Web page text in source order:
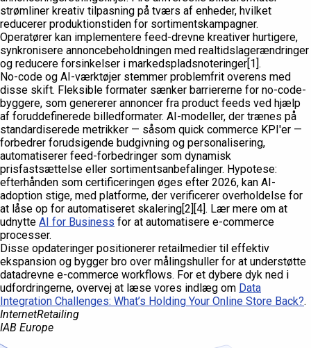
strømliner kreativ tilpasning på tværs af enheder, hvilket
reducerer produktionstiden for sortimentskampagner.
Operatører kan implementere feed-drevne kreativer hurtigere,
synkronisere annoncebeholdningen med realtidslagerændringer
og reducere forsinkelser i markedspladsnoteringer[1].
No-code og AI-værktøjer stemmer problemfrit overens med
disse skift. Fleksible formater sænker barriererne for no-code-
byggere, som genererer annoncer fra product feeds ved hjælp
af foruddefinerede billedformater. AI-modeller, der trænes på
standardiserede metrikker — såsom quick commerce KPI'er —
forbedrer forudsigende budgivning og personalisering,
automatiserer feed-forbedringer som dynamisk
prisfastsættelse eller sortimentsanbefalinger. Hypotese:
efterhånden som certificeringen øges efter 2026, kan AI-
adoption stige, med platforme, der verificerer overholdelse for
at låse op for automatiseret skalering[2][4]. Lær mere om at
udnytte AI for Business for at automatisere e-commerce
processer.
Disse opdateringer positionerer retailmedier til effektiv
ekspansion og bygger bro over målingshuller for at understøtte
datadrevne e-commerce workflows. For et dybere dyk ned i
udfordringerne, overvej at læse vores indlæg om Data
Integration Challenges: What’s Holding Your Online Store Back?.
InternetRetailing
IAB Europe